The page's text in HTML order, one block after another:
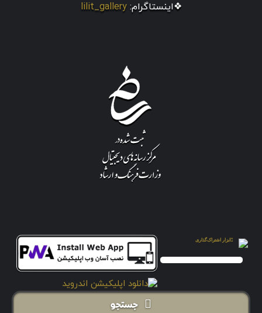
❖اینستاگرام: lilit_gallery
جستجو